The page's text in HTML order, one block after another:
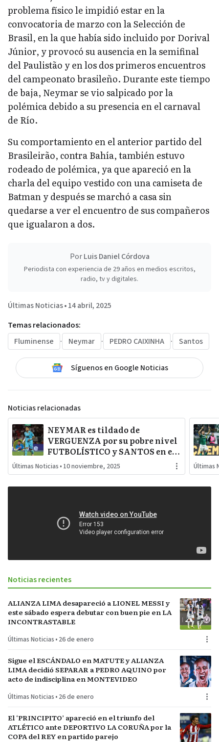
problema físico le impidió estar en la
convocatoria de marzo con la Selección de
Brasil, en la que había sido incluido por Dorival
Júnior, y provocó su ausencia en la semifinal
del Paulistão y en los dos primeros encuentros
del campeonato brasileño. Durante este tiempo
de baja, Neymar se vio salpicado por la
polémica debido a su presencia en el carnaval
de Río.
Su comportamiento en el anterior partido del
Brasileirão, contra Bahía, también estuvo
rodeado de polémica, ya que apareció en la
charla del equipo vestido con una camiseta de
Batman y después se marchó a casa sin
quedarse a ver el encuentro de sus compañeros
que igualaron a dos.
PorLuis Daniel Córdova
Periodista con experiencia de 29 años en medios escritos,
radio, tv y digitales.
Últimas Noticias•14 abril, 2025
Temas relacionados:
Fluminense
· Neymar · PEDRO CAIXINHA · Santos
Síguenos en Google Noticias
Noticias relacionadas
NEYMAR es tildado de
VERGUENZA por su pobre nivel
FUTBOLÍSTICO y SANTOS en el
DESCENSO del TORNEO
BRASILEIRAO
Últimas Noticias • 10 noviembre, 2025 Últimas
Noticias recientes
ALIANZA LIMA desapareció a LIONEL MESSI y
este sábado espera debutar con buen pie en LA
INCONTRASTABLE
Últimas Noticias • 26 de enero
Sigue el ESCÁNDALO en MATUTE y ALIANZA
LIMA decidió SEPARAR a PEDRO AQUINO por
acto de indisciplina en MONTEVIDEO
Últimas Noticias • 26 de enero
El ‘PRINCIPITO’ apareció en el triunfo del
ATLÉTICO ante DEPORTIVO LA CORUÑA por la
COPA del REY en partido parejo